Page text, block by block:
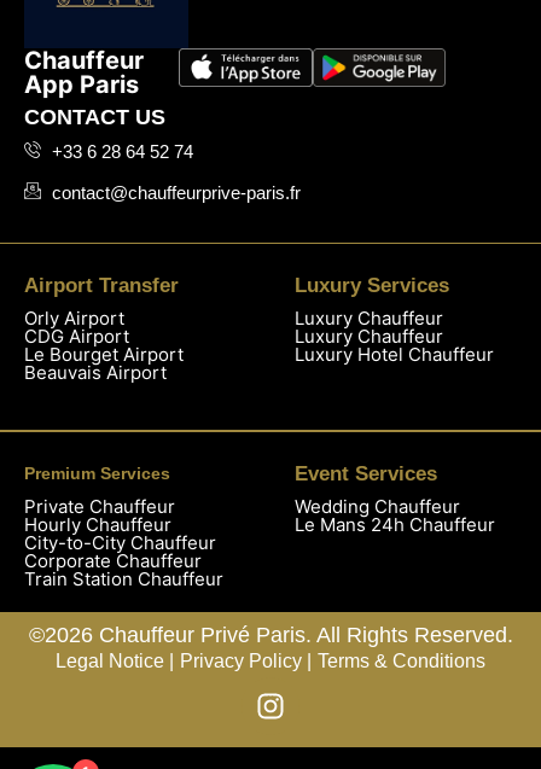
Chauffeur
App Paris
CONTACT US
+33 6 28 64 52 74
contact@chauffeurprive-paris.fr
Airport Transfer
Orly Airport
CDG Airport
Le Bourget Airport
Beauvais Airport
Luxury Services
Luxury Chauffeur
Luxury Chauffeur
Luxury Hotel Chauffeur
Premium Services
Private Chauffeur
Hourly Chauffeur
City-to-City Chauffeur
Corporate Chauffeur
Train Station Chauffeur
Event Services
Wedding Chauffeur
Le Mans 24h Chauffeur
©2026 Chauffeur Privé Paris. All Rights Reserved.
Legal Notice | Privacy Policy | Terms & Conditions